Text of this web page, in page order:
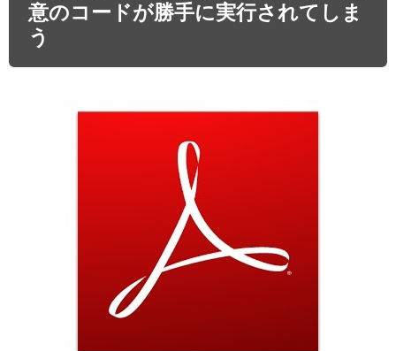
意のコードが勝手に実行されてしま
う